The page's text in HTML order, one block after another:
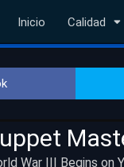
Inicio Calidad
War III Begins on